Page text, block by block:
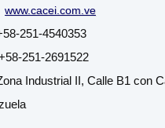
www.cacei.com.ve
251-4540353
251-2691522
Industrial II, Calle B1 con